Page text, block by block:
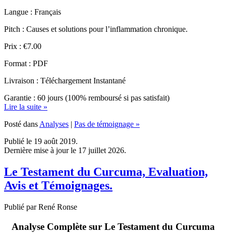
Pitch : Causes et solutions pour l’inflammation chronique.
Prix : €7.00
Format : PDF
Livraison : Téléchargement Instantané
Garantie : 60 jours (100% remboursé si pas satisfait)
Posté dansAnalyses
Publié le 19 août 2019.
Le Testament du Curcuma, Evaluation,
Avis et Témoignages.
Publié par René Ronse
Analyse Complète sur Le Testament du Curcuma